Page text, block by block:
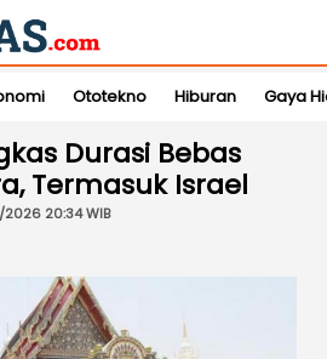
Ototekno Hiburan Gaya
Durasi Bebas
Termasuk Israel
2026 20:34 WIB